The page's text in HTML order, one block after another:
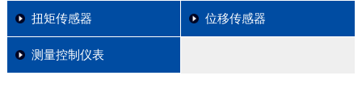
扭矩传感器 位移传感器
测量控制仪表